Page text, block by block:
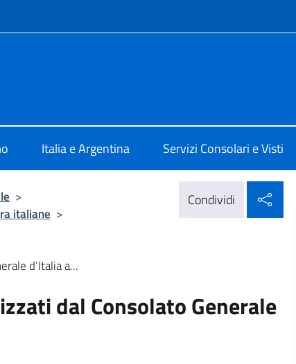
Italia e Argentina Servizi Consolari e Visti
>
italiane >
d’Italia a...
Condividi
dal Consolato Generale